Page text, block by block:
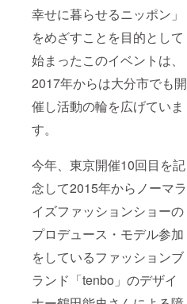
幸せに暮らせるニッポン」
をめざすことを目的として
始まったこのイベントは、
2017年からは大分市でも開
催し活動の輪を広げていま
す。
今年、東京開催10回目を記
念して2015年からノーマラ
イズファッションショーの
プロデュース・モデル参加
をしているファッションブ
ランド「tenbo」のデザイ